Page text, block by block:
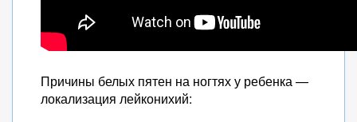
Причины белых пятен на ногтях у ребенка —
локализация лейконихий: